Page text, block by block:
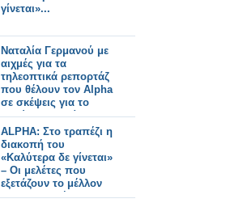
γίνεται»...
Ναταλία Γερμανού με
αιχμές για τα
τηλεοπτικά ρεπορτάζ
που θέλουν τον Alpha
σε σκέψεις για το
Καλύτερα δε γίνεται...
ALPHA: Στο τραπέζι η
διακοπή του
«Καλύτερα δε γίνεται»
– Οι μελέτες που
εξετάζουν το μέλλον
της εκπομπής